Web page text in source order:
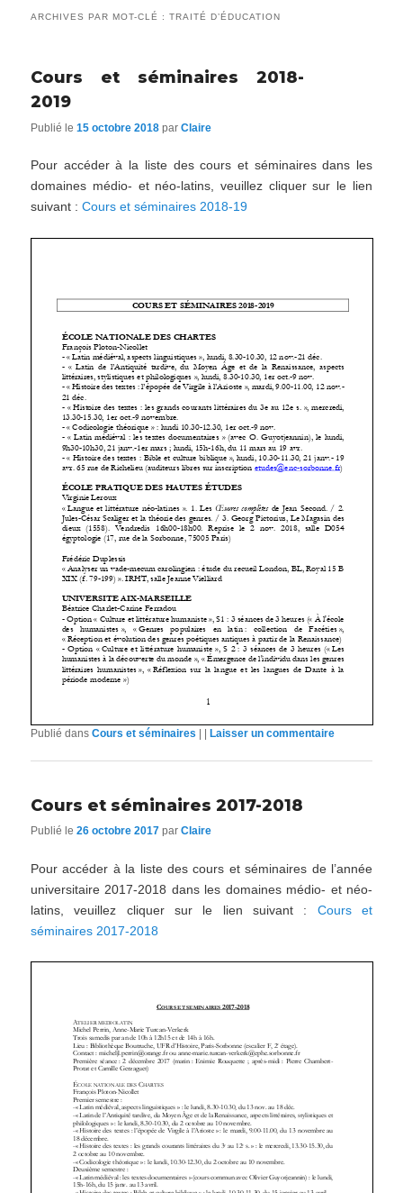
ARCHIVES PAR MOT-CLÉ :TRAITÉ D’ÉDUCATION
Cours et séminaires 2018-
2019
Publié le15 octobre 2018 parClaire
Pour accéder à la liste des cours et séminaires dans les
domaines médio- et néo-latins, veuillez cliquer sur le lien
suivant :Cours et séminaires 2018-19
Publié dans Cours et séminaires | |Laisser un commentaire
Cours et séminaires 2017-2018
Publié le26 octobre 2017 parClaire
Pour accéder à la liste des cours et séminaires de l’année
universitaire 2017-2018 dans les domaines médio- et néo-
latins, veuillez cliquer sur le lien suivant : Cours et
séminaires 2017-2018